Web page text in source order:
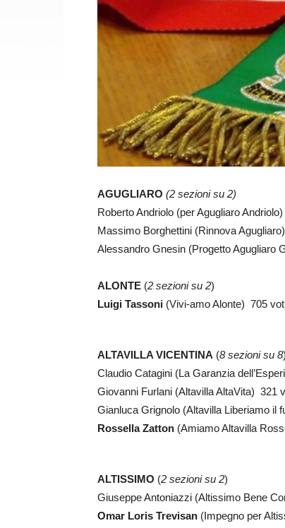
AGUGLIARO (2 sezioni su 2)
Roberto Andriolo (per Agugliaro
Massimo Borghettini (Rinnova
Alessandro Gnesin (Progetto Agugliaro
ALONTE (2 sezioni su 2)
Luigi Tassoni (Vivi-amo Alonte) 705
ALTAVILLA VICENTINA (8 sezioni su 8)
Claudio Catagini (La Garanzia
Giovanni Furlani (Altavilla AltaVita) 321
Gianluca Grignolo (Altavilla Liberiamo il
Rossella Zatton (Amiamo Altavilla
ALTISSIMO (2 sezioni su 2)
Giuseppe Antoniazzi (Altissimo Bene
Omar Loris Trevisan (Impegno per